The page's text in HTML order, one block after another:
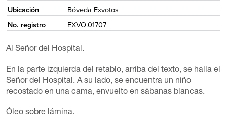
Ubicación
Bóveda Exvotos
No. registro
EXVO.01707
Al Señor del Hospital.
En la parte izquierda del retablo, arriba del texto, se halla el
Señor del Hospital. A su lado, se encuentra un niño
recostado en una cama, envuelto en sábanas blancas.
Óleo sobre lámina.